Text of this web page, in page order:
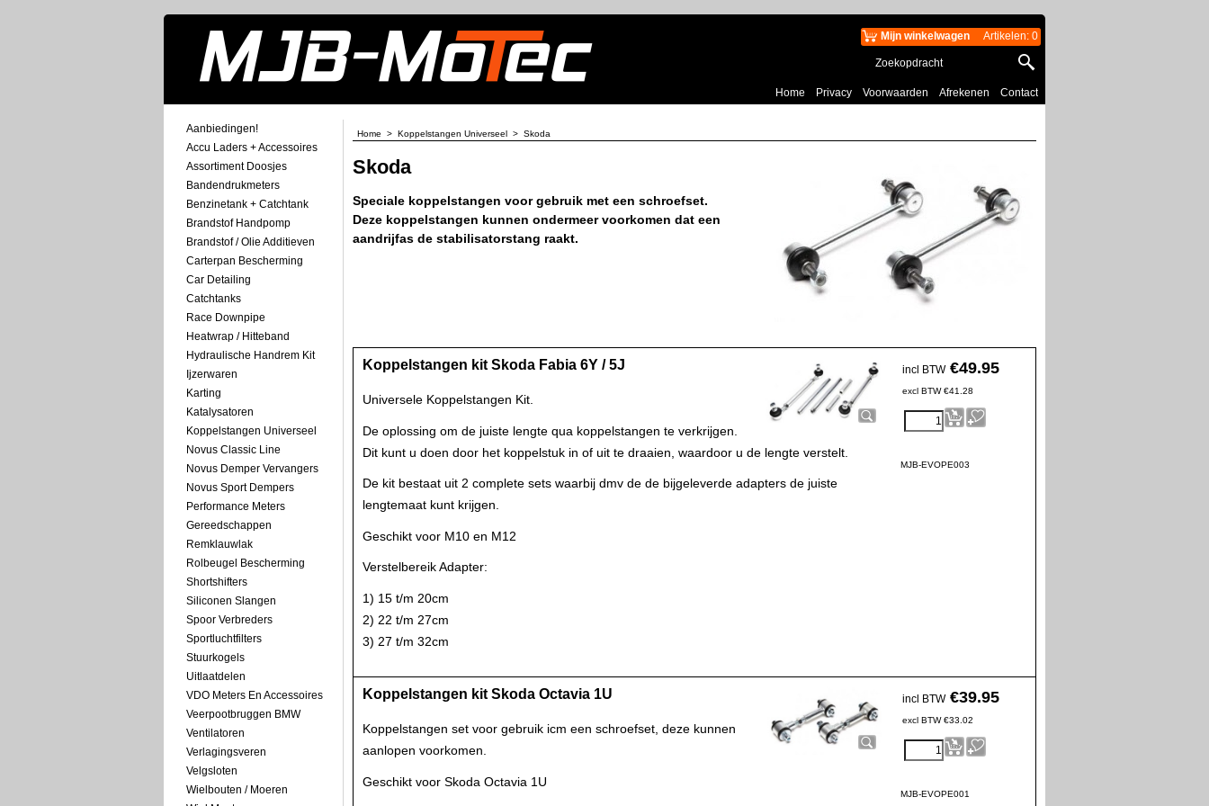
Mijn winkelwagen Artikelen: 0
Home Privacy Voorwaarden Afrekenen Contact
Aanbiedingen!
Accu Laders + Accessoires
Assortiment Doosjes
Bandendrukmeters
Benzinetank + Catchtank
Brandstof Handpomp
Brandstof / Olie Additieven
Carterpan Bescherming
Car Detailing
Catchtanks
Race Downpipe
Heatwrap / Hitteband
Hydraulische Handrem Kit
Ijzerwaren
Karting
Katalysatoren
Koppelstangen Universeel
Novus Classic Line
Novus Demper Vervangers
Novus Sport Dempers
Performance Meters
Gereedschappen
Remklauwlak
Rolbeugel Bescherming
Shortshifters
Siliconen Slangen
Spoor Verbreders
Sportluchtfilters
Stuurkogels
Uitlaatdelen
VDO Meters En Accessoires
Veerpootbruggen BMW
Ventilatoren
Verlagingsveren
Velgsloten
Wielbouten / Moeren
Home > Koppelstangen Universeel > Skoda
Skoda
Speciale koppelstangen voor gebruik met een schroefset.
Deze koppelstangen kunnen ondermeer voorkomen dat een
aandrijfas de stabilisatorstang raakt.
incl BTW €49.95
excl BTW €41.28
MJB-EVOPE003
Koppelstangen kit Skoda Fabia 6Y / 5J
Universele Koppelstangen Kit.
De oplossing om de juiste lengte qua koppelstangen te verkrijgen.
Dit kunt u doen door het koppelstuk in of uit te draaien, waardoor u de lengte verstelt.
De kit bestaat uit 2 complete sets waarbij dmv de de bijgeleverde adapters de juiste
lengtemaat kunt krijgen.
Geschikt voor M10 en M12
Verstelbereik Adapter:
1) 15 t/m 20cm
2) 22 t/m 27cm
3) 27 t/m 32cm
incl BTW €39.95
excl BTW €33.02
MJB-EVOPE001
Koppelstangen kit Skoda Octavia 1U
Koppelstangen set voor gebruik icm een schroefset, deze kunnen
aanlopen voorkomen.
Geschikt voor Skoda Octavia 1U